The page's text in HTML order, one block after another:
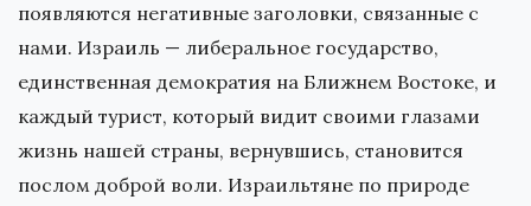
появляются негативные заголовки, связанные с
нами. Израиль — либеральное государство,
единственная демократия на Ближнем Востоке, и
каждый турист, который видит своими глазами
жизнь нашей страны, вернувшись, становится
послом доброй воли. Израильтяне по природе